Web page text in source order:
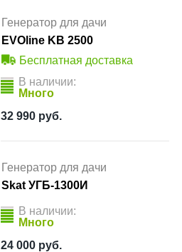
Генератор для дачи
EVOline KB 2500
Бесплатная доставка
В наличии:
Много
32 990 руб.
Генератор для дачи
Skat УГБ-1300И
В наличии:
Много
24 000 руб.